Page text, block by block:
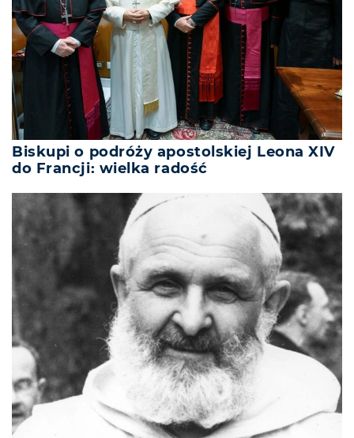
Biskupi o podróży apostolskiej Leona XIV
do Francji: wielka radość